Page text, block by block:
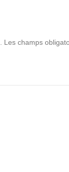
Les champs